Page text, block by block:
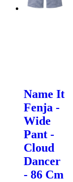
Name It
Fenja -
Wide
Pant -
Cloud
Dancer
- 86 Cm